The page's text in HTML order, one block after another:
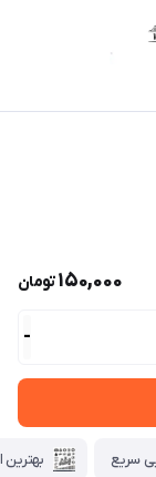
150,000تومان
-
سریع بهترین